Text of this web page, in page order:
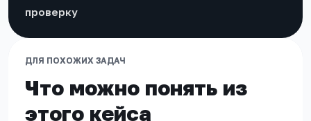
проверку
ДЛЯ ПОХОЖИХ ЗАДАЧ
Что можно понять из
этого кейса